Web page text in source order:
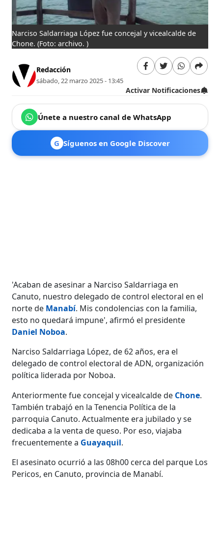
Narciso Saldarriaga López fue concejal y vicealcalde de
Chone. (Foto: archivo. )
Redacción
sábado, 22 marzo 2025 - 13:45
Activar Notificaciones
Únete a nuestro canal de WhatsApp
G Síguenos en Google Discover
'Acaban de asesinar a Narciso Saldarriaga en
Canuto, nuestro delegado de control electoral en el
norte de Manabí. Mis condolencias con la familia,
esto no quedará impune', afirmó el presidente
Daniel Noboa.
Narciso Saldarriaga López, de 62 años, era el
delegado de control electoral de ADN, organización
política liderada por Noboa.
Anteriormente fue concejal y vicealcalde de Chone.
También trabajó en la Tenencia Política de la
parroquia Canuto. Actualmente era jubilado y se
dedicaba a la venta de queso. Por eso, viajaba
frecuentemente a Guayaquil.
El asesinato ocurrió a las 08h00 cerca del parque Los
Pericos, en Canuto, provincia de Manabí.